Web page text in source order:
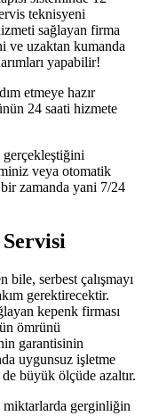
teknisyeni
sağlayan firma
ve uzaktan kumanda
yapabilir!
etmeye hazır
24 saati hizmete
gerçekleştiğini
veya otomatik
bir zamanda yani 7/24
bile, serbest çalışmayı
gerektirecektir.
kepenk firması
ömrünü
garantisinin
uygunsuz işletme
büyük ölçüde azaltır.
gerginliğin